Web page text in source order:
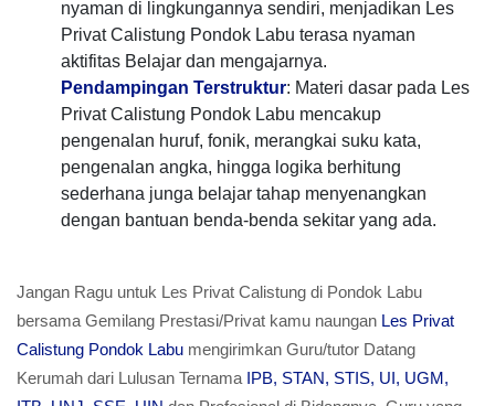
nyaman di lingkungannya sendiri, menjadikan Les
Privat Calistung Pondok Labu terasa nyaman
aktifitas Belajar dan mengajarnya.
Pendampingan Terstruktur: Materi dasar pada Les
Privat Calistung Pondok Labu mencakup
pengenalan huruf, fonik, merangkai suku kata,
pengenalan angka, hingga logika berhitung
sederhana junga belajar tahap menyenangkan
dengan bantuan benda-benda sekitar yang ada.
Jangan Ragu untuk Les Privat Calistung di Pondok Labu
bersama Gemilang Prestasi/Privat kamu naungan Les Privat
Calistung Pondok Labu mengirimkan Guru/tutor Datang
Kerumah dari Lulusan Ternama IPB, STAN, STIS, UI, UGM,